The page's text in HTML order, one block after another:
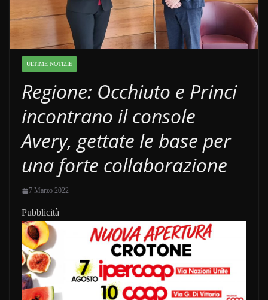
ULTIME NOTIZIE
Regione: Occhiuto e Princi
incontrano il console
Avery, gettate le base per
una forte collaborazione
7 Marzo 2022
Pubblicità